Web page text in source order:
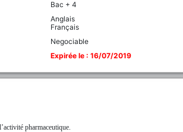
Bac + 4
Anglais
Français
Negociable
Expirée le : 16/07/2019
pharmaceutique.